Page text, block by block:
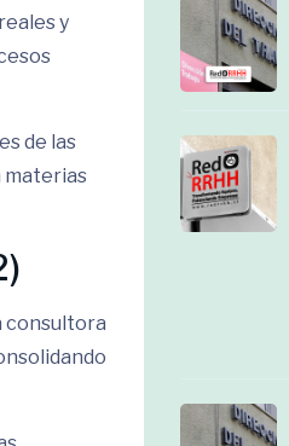
y
de las
materias
consultora